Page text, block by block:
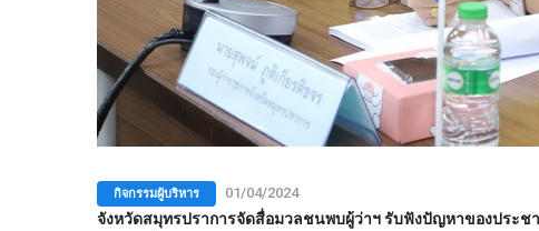
กิจกรรมผู้บริหาร 01/04/2024
จังหวัดสมุทรปราการจัดสื่อมวลชนพบผู้ว่าฯ รับฟังปัญหาของประ